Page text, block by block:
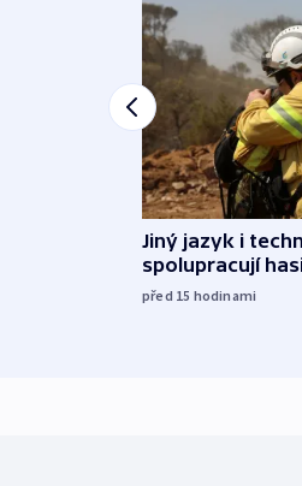
Jiný jazyk i
spolupracují
před 15 hodinami